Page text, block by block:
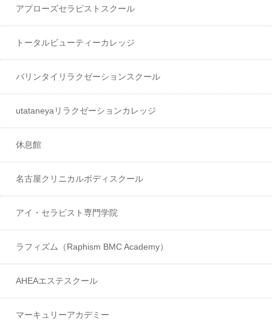
アプローズセラピストスクール
トータルビューティーカレッジ
バリンタイリラクゼーションスクール
utataneyaリラクゼーションカレッジ
休息館
名古屋クリニカルボディスクール
アイ・セラピスト専門学院
ラフィズム（Raphism BMC Academy）
AHEAエステスクール
マーキュリーアカデミー